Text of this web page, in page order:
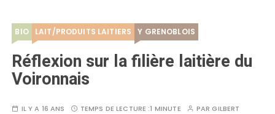
BIO LAIT/PRODUITS LAITIERS Y GRENOBLOIS
Réflexion sur la filière laitière du
Voironnais
IL Y A 16 ANS TEMPS DE LECTURE :1 MINUTE PARGILBERT